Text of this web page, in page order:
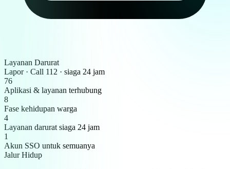
Layanan Darurat
Lapor · Call 112 · siaga 24 jam
76
Aplikasi & layanan terhubung
8
Fase kehidupan warga
4
Layanan darurat siaga 24 jam
1
Akun SSO untuk semuanya
Jalur Hidup